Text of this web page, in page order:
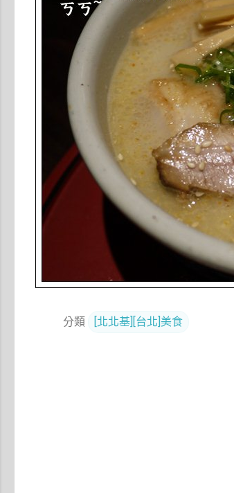
分類 [北北基][台北]美食